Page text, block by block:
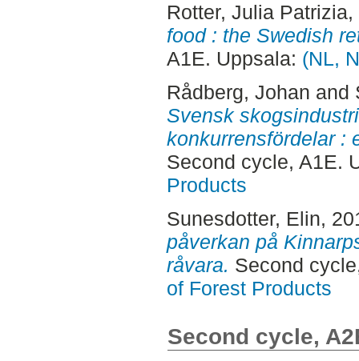
Rotter, Julia Patrizia,
food : the Swedish
A1E. Uppsala: (NL,
Rådberg, Johan and
Svensk
konkurrensfördelar :
Second cycle, A1E.
Products
Sunesdotter, Elin,
påverkan på
råvara. Second
of Forest Products
Second cycle,